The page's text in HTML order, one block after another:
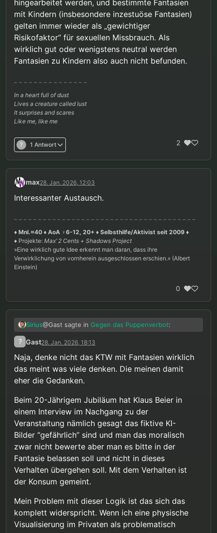
hingearbeitet werden, und bestimmte Fantasien
mit Kindern (insbesondere inzestuöse Fantasien)
gelten immer wieder als „gewichtiger
Risikofaktor“ für sexuellen Missbrauch. Als
wirklich gut oder wenigstens neutral werden
Fantasien zu Kindern also auch nicht befunden.
In a heart full of dust
Lives a creature called lust
It surprises and scares
Like me, like me
? 1 Antwort 2
max28. Jan. 2026, 12:03
Interessanter Austausch.
♦ Mnl.≈40 ♦ AoA ♀6-12, 20+ ♦ Selbsthilfe/Aktivist seit 2009 ♦
♦ Projekte: Max’ 2 Cents + Shadows Project
»Eine wirklich gute Idee erkennt man daran, dass ihre
Verwirklichung von vornherein ausgeschlossen erschien.« (Albert
Einstein)
0
Sirius@Gast sagte in Gegen das Puppenverbot:
suchen wollen – nicht über Rechtspolitik,
sondern über Ihre persönliche Situation –,
steht Ihnen unser Angebot offen.
Übersetzung: sei ruhig und geh endlich in
Therapie
Haltung von KTW zu dem Puppenverbot, wenn sie
mit der des Gesetzgebers nicht übereinstimmt? Ist
das Verbot „kritisierbar“ oder nicht? Irgendwie
werde ich aus dem Antworten nicht schlau: er
beschwert sich, dass ihm unterstellt wird die
Haltung des Gesetzgebers zu teilen, distanziert
sich aber auch nicht klar davon.
Dabei habe ich ihm das noch nicht einmal
unterstellt, wenn man die Passage mal genauer
liest, sondern lediglich dargestellt, wie es im Buch
ist: dass dieser eine grammatikalisch fragwürdige
Satz als Begründung für das Puppenverbot in einer
langen Tabelle neben anderen Straftatsbeständen
aufgelistet ist. Weiter steht zu dem Puppenverbot
nichts im Buch. Ganz grundsätzlich wird die
Gesetzgebung in Deutschland aber einseitig
gelobt, so heißt es dazu „Die deutsche
Gesetzgebung zu sexuellem Kindesmissbrauch ist
im internationalen Vergleich umfassend und
differenziert.“
@Gast sagte inGegen das Puppenverbot:
Dies ist weder unser Ziel noch unsere
Haltung.
Jain. Fantasien werden uns grundsätzlich
zugestanden, an einer Stelle dazu heißt es:
Fantasien mit Kindern wird nicht als
dissexuelles Verhalten betrachtet!
Gleichzeitig werden Medikamente, die Fantasien
reduzieren sollen wiederholt und einseitig positiv
beworben, es ist die Rede von „andere Personen
? Gast28. Jan. 2026, 18:13
Naja, denke nicht das KTW mit Fantasien wirklich
das meint was viele denken. Die meinen damit
eher die Gedanken.
Beim 20-Jährigem Jubiläum hat Klaus Beier in
einem Interview im Nachgang zu der
Veranstaltung nämlich gesagt das fiktive KI-
Bilder “gefährlich” sind und man das moralisch
zwar nicht bewerte aber man es bitte in der
Fantasie belassen soll und nicht in dieses
Verhalten übergehen soll. Mit dem Verhalten ist
der Konsum gemeint.
Mein Problem mit dieser Logik ist das sich das
komplett widerspricht. Wenn ich eine physische
Visualisierung im Privaten als problematisch